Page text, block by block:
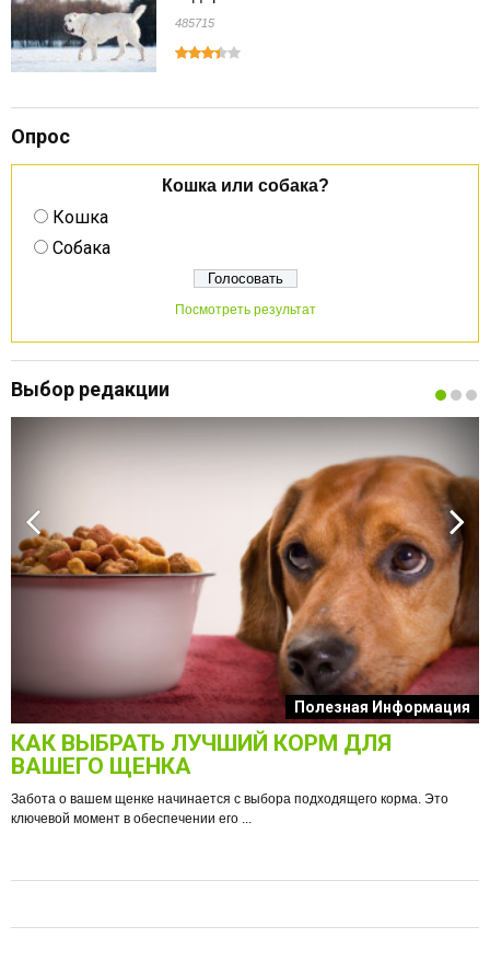
485715
Опрос
Кошка или собака?
Кошка
Собака
Посмотреть результат
Выбор редакции
Полезная Информация
КАК ВЫБРАТЬ ЛУЧШИЙ КОРМ ДЛЯ
ВАШЕГО ЩЕНКА
Забота о вашем щенке начинается с выбора подходящего корма. Это
ключевой момент в обеспечении его ...